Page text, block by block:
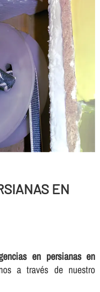
EN
en persianas en
a través de nuestro